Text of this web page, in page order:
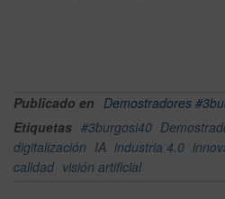
Publicado en Demostradores
Etiquetas #3burgosi40
digitalización IA industria 4.0
calidad visión artificial